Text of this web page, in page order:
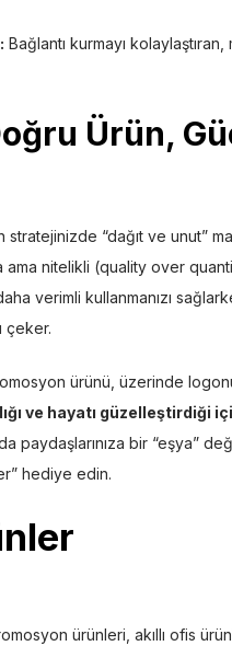
Bağlantı kurmayı
Ürün,
stratejinizde “dağıt ve unut”
ama nitelikli (quality over
verimli kullanmanızı
çeker.
ürünü, üzerinde
ve hayatı güzelleştirdiği
paydaşlarınıza bir “eşya”
hediye edin.
ürünleri akıllı ofis